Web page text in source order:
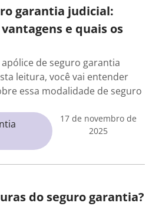
garantia judicial:
e quais os
de seguro garantia
leitura, você vai entender
essa modalidade de seguro
17 de novembro de
2025
do seguro garantia?